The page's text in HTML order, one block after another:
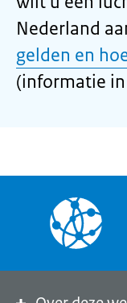
Nederland
gelden en
(informatie